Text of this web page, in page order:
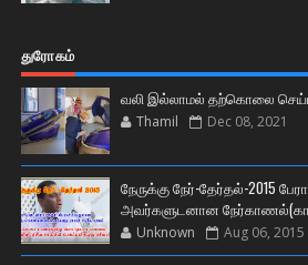
துரோகம்
வலி இல்லாமல் தற்கொலை
Thamil Dec 08, 2021
நேருக்கு நேர்-தேர்தல்-2015
அவர்களுடனான
Unknown Aug 06, 2015